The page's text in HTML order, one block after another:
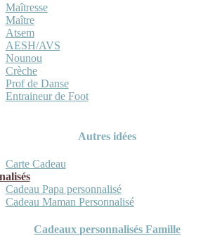
Maîtresse
Maître
Atsem
AESH/AVS
Nounou
Crèche
Prof de Danse
Entraineur de Foot
Autres idées
Carte Cadeau
Cadeau Papa personnalisé
Cadeau Maman Personnalisé
Cadeaux personnalisés Famille